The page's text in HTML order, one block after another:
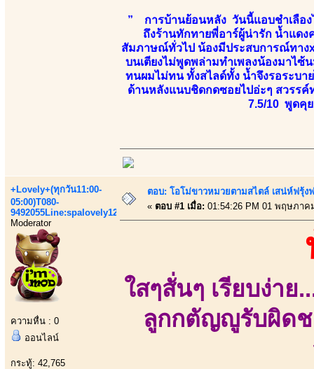
” การบ้านย้อนหลัง วันนี้แอบชำเลือ
ถึงร้านทักทายพี่อาร์ผู้น่ารัก น้ำแดง
สัมภาษณ์ทั่วไป น้องมีประสบการณ์ทาง
บนเตียงไม่พูดพล่ามทำเพลงน้องมาไซ้
ทนผมไม่ทน ทั้งสไลด์ทั้ง น้ำจึงรอระบา
ด้านหลังแนบชิดกดซอยไปอ่ะๆ สวรร
7.5/10 พูดคุ
+Lovely+(ทุกวัน11:00-
05:00)T080-
9492055Line:spalovely123
Moderator
ความหื่น : 0
ออนไลน์
กระทู้: 42,765
ตอบ: โอโม่ขาวหมวยตามสไตล์ เสน่ห์ฟรุ้ง
« ตอบ #1 เมื่อ: 01:54:26 PM 01 พฤษภาค
ใสๆสั่นๆ เรียบง่าย
ลูกกตัญญูรับผิดช